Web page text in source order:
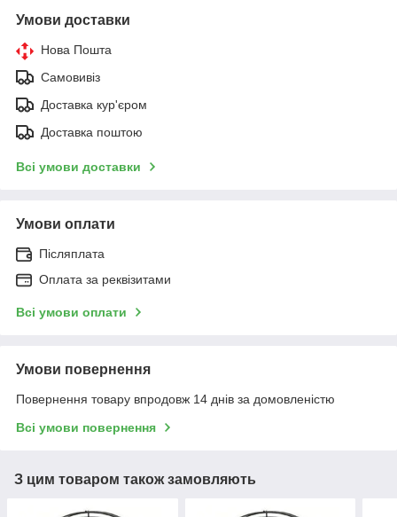
Умови доставки
Нова Пошта
Самовивіз
Доставка кур'єром
Доставка поштою
Всі умови доставки
Умови оплати
Післяплата
Оплата за реквізитами
Всі умови оплати
Умови повернення
Повернення товару впродовж 14 днів за домовленістю
Всі умови повернення
З цим товаром також замовляють